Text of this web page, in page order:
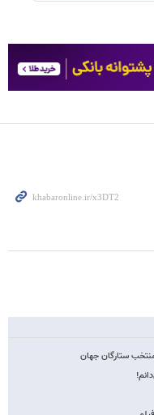
منتخب ستارگان جهان